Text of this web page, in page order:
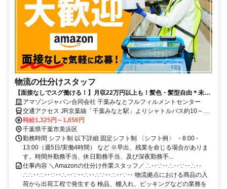
物流の仕分けスタッフ
【面接なしでスグ働ける！】月収22万円以上も！髪色・髪型自由＊未経
験OK！Amazon直接雇用のレア求人です◎長期で安定雇用可能！時給
UP！
アマゾンジャパン合同会社 千葉みなとフルフィルメントセンター
交通アクセス JR京葉線「千葉みなと駅」よりシャトルバス約10～15
分 JR総武線本線「千葉駅」よりシャトルバス約20～30分 ※シャトル
バス運行あり ※自転車通勤可 ※車通勤可、バイク通勤不可
時給1,325円～1,656円
千葉県千葉市美浜区
勤務時間 シフト制 以下詳細 固定シフト制 〈シフト例〉 ・8:00 -
13:00（週5日/実働4時間） など ※早出、残業を命じる場合がありま
す。時間外勤務手当、休日勤務手当、及び深夜勤務手...
仕事内容 ＼Amazonの仕分け作業スタッフ／ ∴‥∵‥∴‥∵‥∴‥
∴∴‥∴‥∵‥∴‥∵‥∴‥∴∵‥∴‥∵‥ 物流拠点における商品の入
荷から出荷工程で発生する 検品、棚入れ、ピッキングなどの業務を